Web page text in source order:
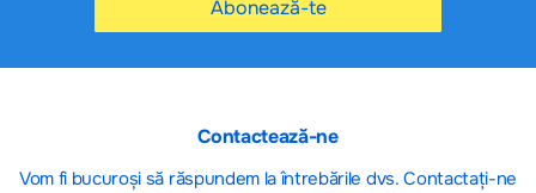
Abonează-te
Contactează-ne
Vom fi bucuroși să răspundem la întrebările dvs. Contactați-ne